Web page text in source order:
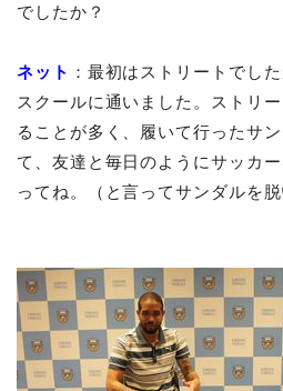
でしたか？
ネット ：最初はストリートでし
スクールに通いました。ストリ
ることが多く、履いて行ったサ
て、友達と毎日のようにサッカ
ってね。（と言ってサンダルを